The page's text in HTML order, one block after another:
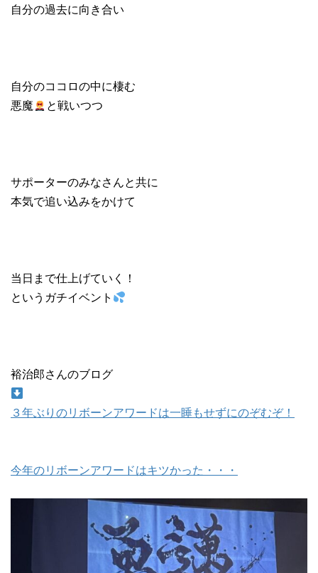
自分の過去に向き合い
自分のココロの中に棲む
悪魔
と戦いつつ
サポーターのみなさんと共に
本気で追い込みをかけて
当日まで仕上げていく！
というガチイベント
裕治郎さんのブログ
３年ぶりのリボーンアワードは一睡もせずにのぞむぞ！
今年のリボーンアワードはキツかった・・・